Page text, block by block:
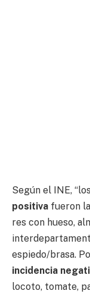
Según el INE, “los
positiva fueron
res con hueso,
espiedo/brasa.
incidencia
locoto, tomate,